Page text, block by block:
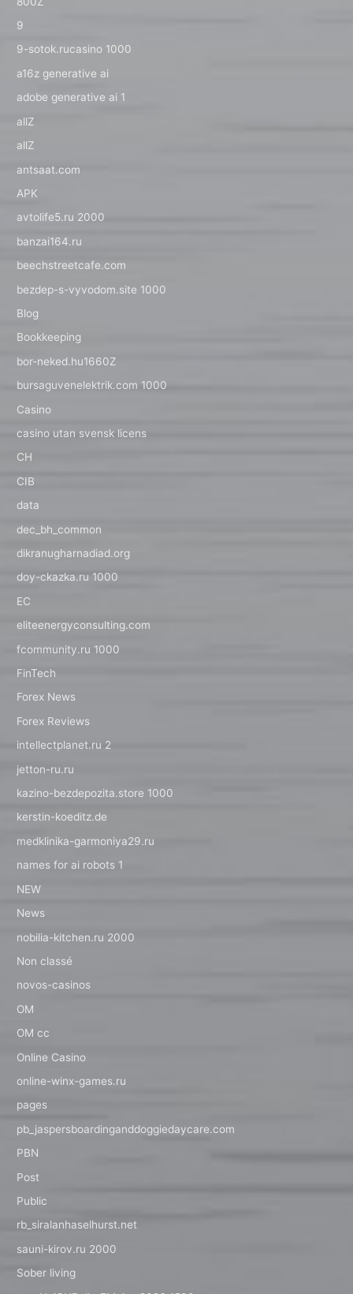
9
9-sotok.rucasino 1000
a16z generative ai
adobe generative ai 1
allZ
allZ
antsaat.com
APK
avtolife5.ru 2000
banzai164.ru
beechstreetcafe.com
bezdep-s-vyvodom.site 1000
Blog
Bookkeeping
bor-neked.hu1660Z
bursaguvenelektrik.com 1000
Casino
casino utan svensk licens
CH
CIB
data
dec_bh_common
dikranugharnadiad.org
doy-ckazka.ru 1000
EC
eliteenergyconsulting.com
fcommunity.ru 1000
FinTech
Forex News
Forex Reviews
intellectplanet.ru 2
jetton-ru.ru
kazino-bezdepozita.store 1000
kerstin-koeditz.de
medklinika-garmoniya29.ru
names for ai robots 1
NEW
News
nobilia-kitchen.ru 2000
Non classé
novos-casinos
OM
OM cc
Online Casino
online-winx-games.ru
pages
pb_jaspersboardinganddoggiedaycare.com
PBN
Post
Public
rb_siralanhaselhurst.net
sauni-kirov.ru 2000
Sober living